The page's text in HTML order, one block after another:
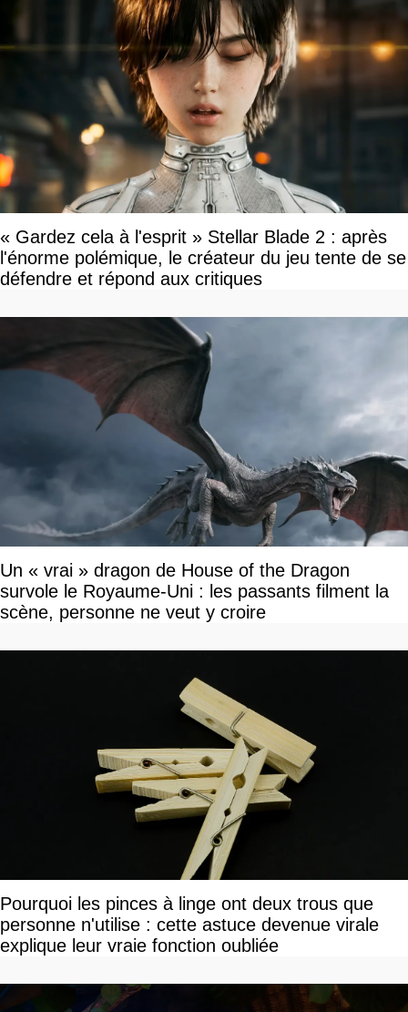
« Gardez cela à l'esprit » Stellar Blade 2 : après
l'énorme polémique, le créateur du jeu tente de se
défendre et répond aux critiques
Un « vrai » dragon de House of the Dragon
survole le Royaume-Uni : les passants filment la
scène, personne ne veut y croire
Pourquoi les pinces à linge ont deux trous que
personne n'utilise : cette astuce devenue virale
explique leur vraie fonction oubliée